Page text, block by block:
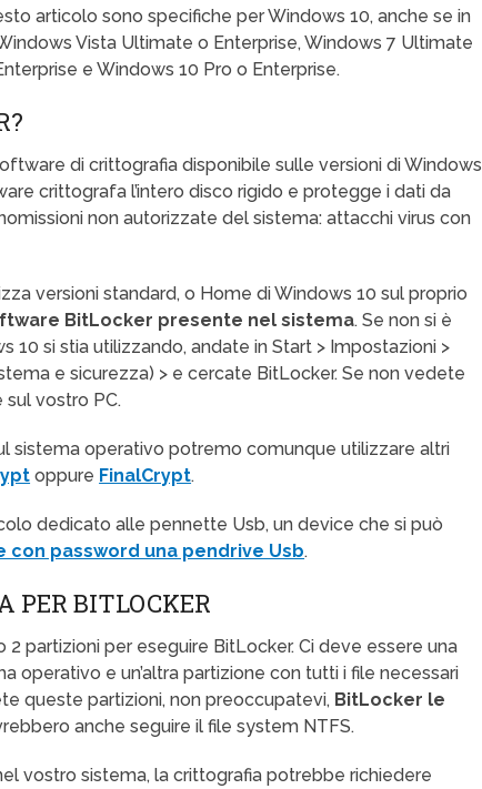
articolo sono specifiche per Windows 10, anche se in
Vista Ultimate o Enterprise, Windows 7 Ultimate
e Windows 10 Pro o Enterprise.
di crittografia disponibile sulle versioni di Windows
crittografa l’intero disco rigido e protegge i dati da
non autorizzate del sistema: attacchi virus con
versioni standard, o Home di Windows 10 sul proprio
BitLocker presente nel sistema. Se non si è
10 si stia utilizzando, andate in Start > Impostazioni >
e sicurezza) > e cercate BitLocker. Se non vedete
sul vostro PC.
sistema operativo potremo comunque utilizzare altri
oppure FinalCrypt.
dedicato alle pennette Usb, un device che si può
con password una pendrive Usb.
PER BITLOCKER
partizioni per eseguire BitLocker. Ci deve essere una
operativo e un’altra partizione con tutti i file necessari
queste partizioni, non preoccupatevi, BitLocker le
anche seguire il file system NTFS.
vostro sistema, la crittografia potrebbe richiedere